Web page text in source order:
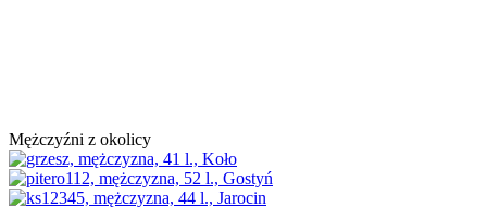
Mężczyźni z okolicy